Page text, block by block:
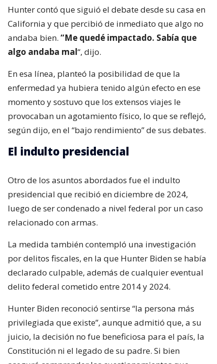
Hunter contó que siguió el debate desde su casa en
California y que percibió de inmediato que algo no
andaba bien. “Me quedé impactado. Sabía que
algo andaba mal“, dijo.
En esa línea, planteó la posibilidad de que la
enfermedad ya hubiera tenido algún efecto en ese
momento y sostuvo que los extensos viajes le
provocaban un agotamiento físico, lo que se reflejó,
según dijo, en el “bajo rendimiento” de sus debates.
El indulto presidencial
Otro de los asuntos abordados fue el indulto
presidencial que recibió en diciembre de 2024,
luego de ser condenado a nivel federal por un caso
relacionado con armas.
La medida también contempló una investigación
por delitos fiscales, en la que Hunter Biden se había
declarado culpable, además de cualquier eventual
delito federal cometido entre 2014 y 2024.
Hunter Biden reconoció sentirse “la persona más
privilegiada que existe”, aunque admitió que, a su
juicio, la decisión no fue beneficiosa para el país, la
Constitución ni el legado de su padre. Si bien